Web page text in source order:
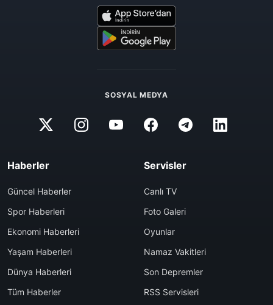
SOSYAL MEDYA
Haberler
Güncel Haberler
Spor Haberleri
Ekonomi Haberleri
Yaşam Haberleri
Dünya Haberleri
Tüm Haberler
Servisler
Canlı TV
Foto Galeri
Oyunlar
Namaz Vakitleri
Son Depremler
RSS Servisleri